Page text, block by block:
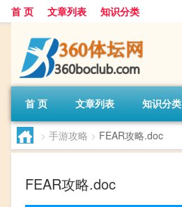
首 页 文章列表 知识分类
首 页 文章列表 知识分类
> 手游攻略 > FEAR攻略.doc
FEAR攻略.doc